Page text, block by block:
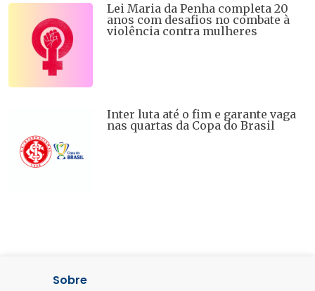
Lei Maria da Penha completa 20
anos com desafios no combate à
violência contra mulheres
Inter luta até o fim e garante vaga
nas quartas da Copa do Brasil
Sobre